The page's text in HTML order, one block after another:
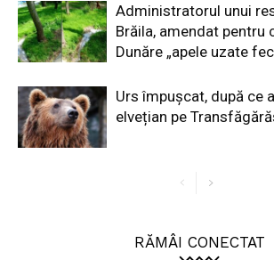
Administratorul unui
Brăila, amendat pentru
Dunăre „apele uzate
Urs împușcat, după ce
elvețian pe
RĂMÂI CONECTAT